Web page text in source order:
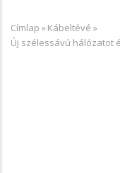
Morzsa
Címlap »Kábeltévé »
Új szélessávú hálózatot